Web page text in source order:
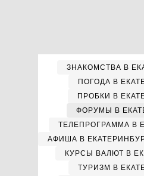
ЗНАКОМСТВА В
ПОГОДА В
ПРОБКИ В
ФОРУМЫ В
ТЕЛЕПРОГРАММА В
АФИША В
КУРСЫ ВАЛЮТ В
ТУРИЗМ В